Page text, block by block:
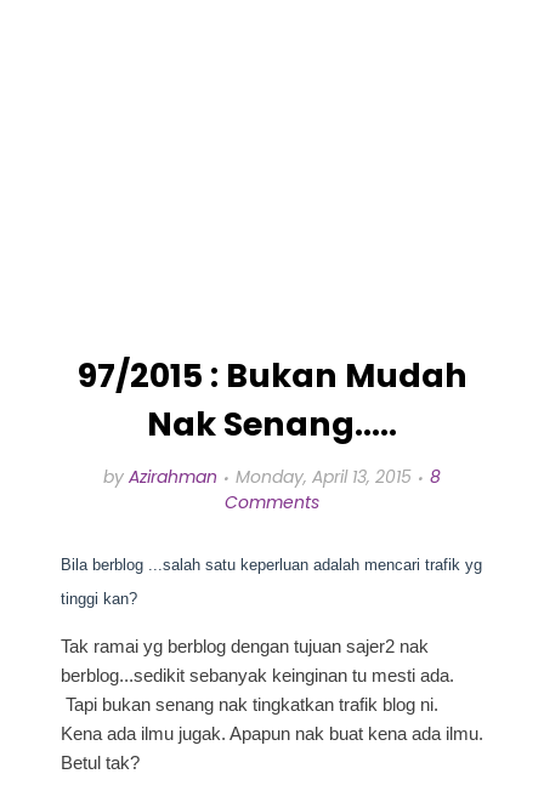
97/2015 : Bukan Mudah
Nak Senang.....
by Azirahman Monday, April 13, 2015
8
Comments
Bila berblog ...salah satu keperluan adalah mencari trafik yg
tinggi kan?
Tak ramai yg berblog dengan tujuan sajer2 nak
berblog...sedikit sebanyak keinginan tu mesti ada.
Tapi bukan senang nak tingkatkan trafik blog ni.
Kena ada ilmu jugak. Apapun nak buat kena ada ilmu.
Betul tak?